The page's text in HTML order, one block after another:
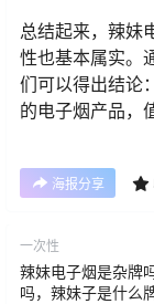
总结起来，辣妹
性也基本属实。
们可以得出结论
的电子烟产品，
海报分享
一次性
辣妹电子烟是杂牌
吗，辣妹子是什么